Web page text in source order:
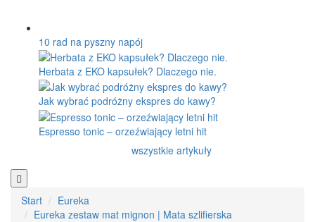
10 rad na pyszny napój
Herbata z EKO kapsułek? Dlaczego nie.
Jak wybrać podróżny ekspres do kawy?
Espresso tonic – orzeźwiający letni hit
wszystkie artykuły
Start
Eureka
Eureka zestaw mat mignon | Mata szlifierska